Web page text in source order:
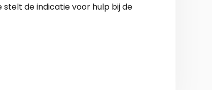
de indicatie voor hulp bij de